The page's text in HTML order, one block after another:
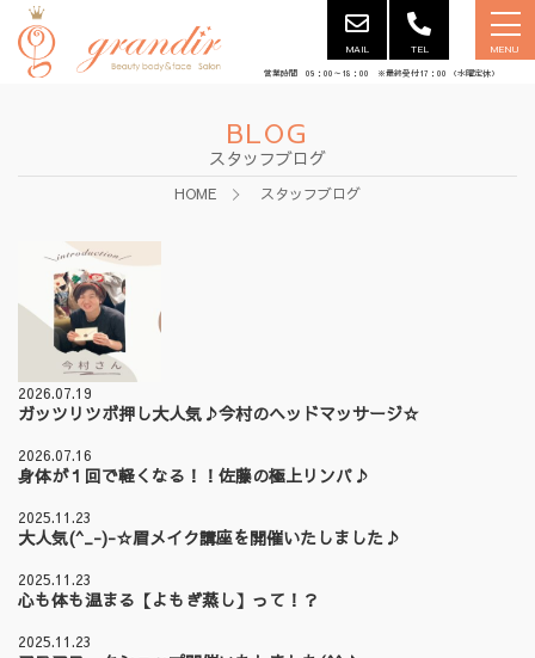
MAIL TEL MENU
営業時間 09：00～18：00 ※最終受付17：00 （水曜定休）
BLOG
スタッフブログ
HOME スタッフブログ
2026.07.19
ガッツリツボ押し大人気♪今村のヘッドマッサージ☆
2026.07.16
身体が１回で軽くなる！！佐藤の極上リンパ♪
2025.11.23
大人気(^_-)-☆眉メイク講座を開催いたしました♪
2025.11.23
心も体も温まる【よもぎ蒸し】って！？
2025.11.23